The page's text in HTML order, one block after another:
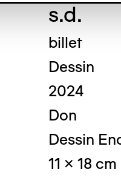
s.d.
billet
Dessin
2024
Don
Dessin
11 x 18 cm